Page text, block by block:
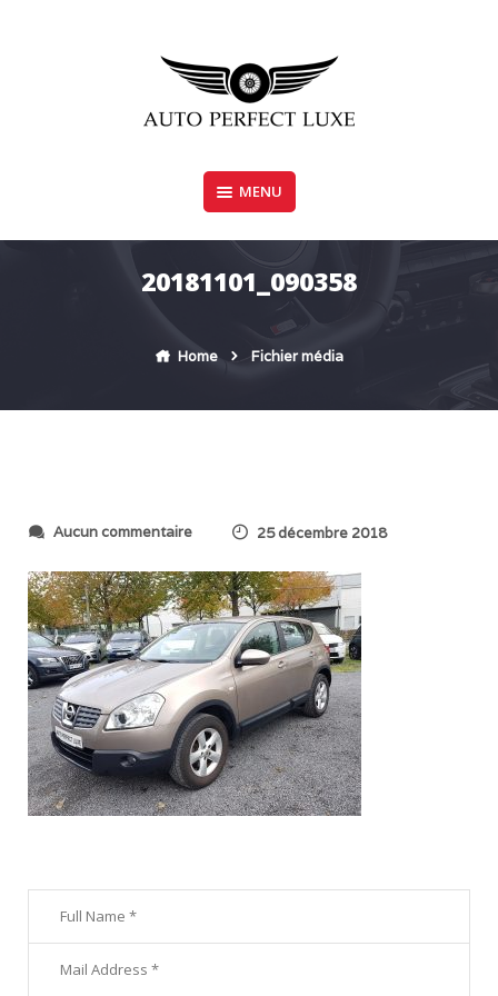
AUTO PERFECT LUXE
MENU
20181101_090358
Home Fichier média
Aucun commentaires
r
2
0
1
8
1
1
0
1
_
0
9
8
25 décembre 2018